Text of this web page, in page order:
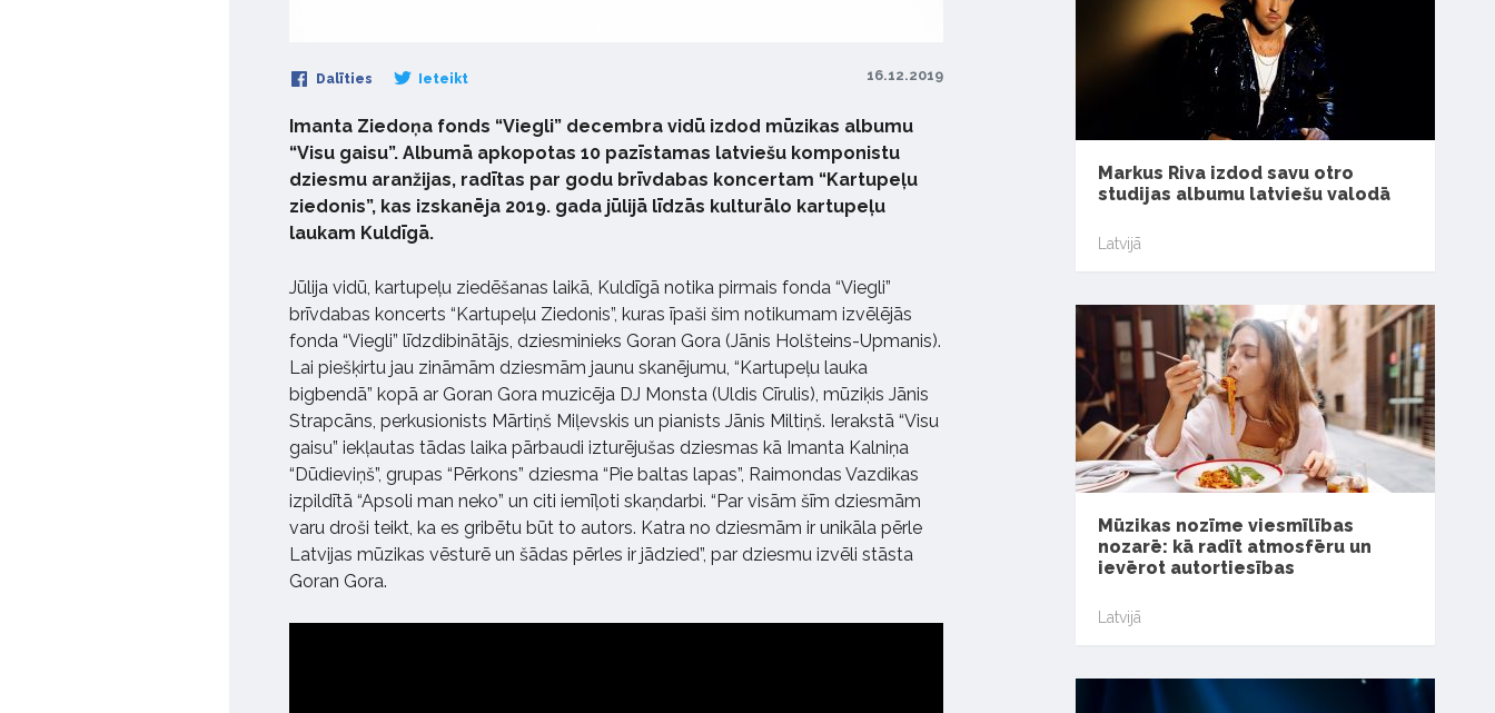
Dalīties Ieteikt 16.12.2019
Imanta Ziedoņa fonds “Viegli” decembra vidū izdod mūzikas albumu
“Visu gaisu”. Albumā apkopotas 10 pazīstamas latviešu komponistu
dziesmu aranžijas, radītas par godu brīvdabas koncertam “Kartupeļu
ziedonis”, kas izskanēja 2019. gada jūlijā līdzās kulturālo kartupeļu
laukam Kuldīgā.
Jūlija vidū, kartupeļu ziedēšanas laikā, Kuldīgā notika pirmais fonda “Viegli”
brīvdabas koncerts “Kartupeļu Ziedonis”, kuras īpaši šim notikumam izvēlējās
fonda “Viegli” līdzdibinātājs, dziesminieks Goran Gora (Jānis Holšteins-Upmanis).
Lai piešķirtu jau zināmām dziesmām jaunu skanējumu, “Kartupeļu lauka
bigbendā” kopā ar Goran Gora muzicēja DJ Monsta (Uldis Cīrulis), mūziķis Jānis
Strapcāns, perkusionists Mārtiņš Miļevskis un pianists Jānis Miltiņš. Ierakstā “Visu
gaisu” iekļautas tādas laika pārbaudi izturējušas dziesmas kā Imanta Kalniņa
“Dūdieviņš”, grupas “Pērkons” dziesma “Pie baltas lapas”, Raimondas Vazdikas
izpildītā “Apsoli man neko” un citi iemīļoti skaņdarbi. “Par visām šīm dziesmām
varu droši teikt, ka es gribētu būt to autors. Katra no dziesmām ir unikāla pērle
Latvijas mūzikas vēsturē un šādas pērles ir jādzied”, par dziesmu izvēli stāsta
Goran Gora.
Markus Riva izdod savu otro
studijas albumu latviešu valodā
Latvijā
Mūzikas nozīme viesmīlības
nozarē: kā radīt atmosfēru un
ievērot autortiesības
Latvijā